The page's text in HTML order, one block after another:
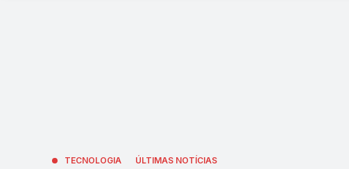
TECNOLOGIA ÚLTIMAS NOTÍCIAS